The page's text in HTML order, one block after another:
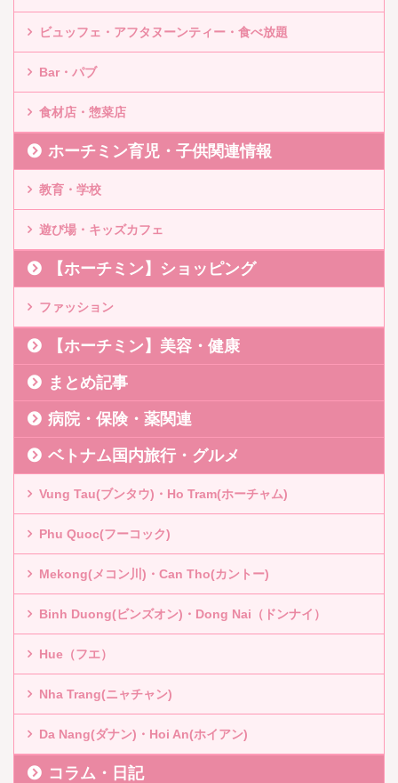
ビュッフェ・アフタヌーンティー・食べ放題
Bar・パブ
食材店・惣菜店
ホーチミン育児・子供関連情報
教育・学校
遊び場・キッズカフェ
【ホーチミン】ショッピング
ファッション
【ホーチミン】美容・健康
まとめ記事
病院・保険・薬関連
ベトナム国内旅行・グルメ
Vung Tau(ブンタウ)・Ho Tram(ホーチャム)
Phu Quoc(フーコック)
Mekong(メコン川)・Can Tho(カントー)
Binh Duong(ビンズオン)・Dong Nai（ドンナイ）
Hue（フエ）
Nha Trang(ニャチャン)
Da Nang(ダナン)・Hoi An(ホイアン)
コラム・日記